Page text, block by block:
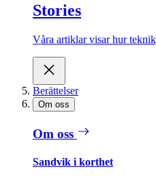
Stories
Våra artiklar visar hur
Berättelser
Om oss
Om oss
Sandvik i korthet